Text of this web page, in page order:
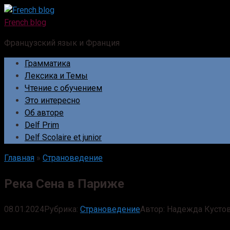
Перейти
к
French blog
Французский язык и Франция
Грамматика
Лексика и Темы
Чтение с обучением
Это интересно
Об авторе
Delf Prim
Delf Scolaire et junior
Главная » Страноведение
Река Сена в Париже
08.01.2024Рубрика: СтрановедениеАвтор: Надежда